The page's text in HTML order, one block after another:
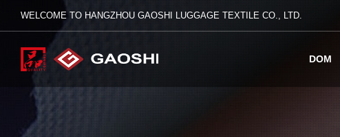
WELCOME TO HANGZHOU GAOSHI LUGGAGE TEXTILE CO., LTD.
DOM